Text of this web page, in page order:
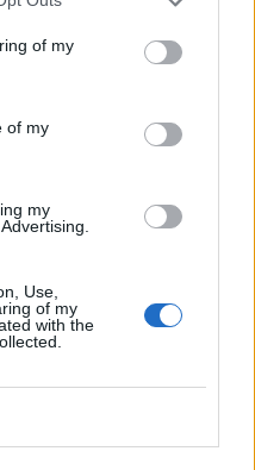
of my
of my
my
Use,
of my
with the
kirjojen